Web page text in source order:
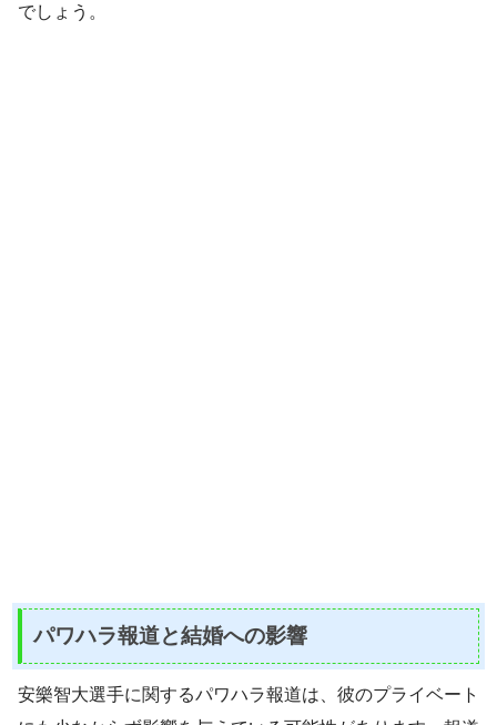
でしょう。
パワハラ報道と結婚への影響
安樂智大選手に関するパワハラ報道は、彼のプライベート